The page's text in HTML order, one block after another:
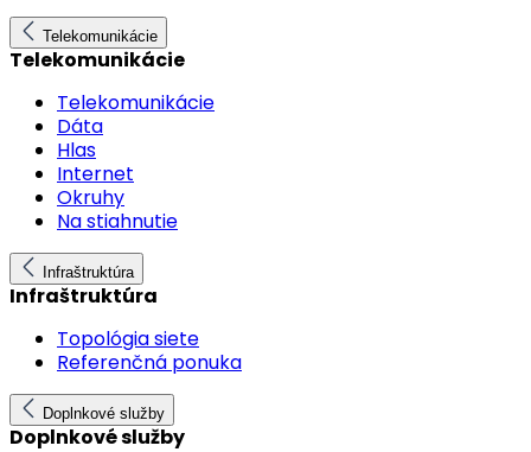
Telekomunikácie
Telekomunikácie
Telekomunikácie
Dáta
Hlas
Internet
Okruhy
Na stiahnutie
Infraštruktúra
Infraštruktúra
Topológia siete
Referenčná ponuka
Doplnkové služby
Doplnkové služby